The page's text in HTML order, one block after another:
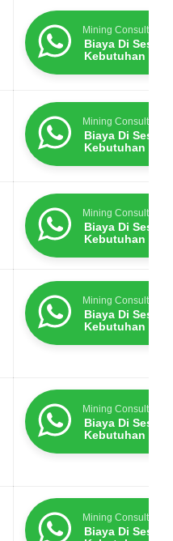
Promo Terbatas
Mining Consultants
Biaya Di
Kebutuhan
Mining Consultants
Biaya Di
Kebutuhan
Mining Consultants
Biaya Di
Kebutuhan
Mining Consultants
Biaya Di
Kebutuhan
Mining Consultants
Biaya Di
Kebutuhan
Mining Consultants
Biaya Di